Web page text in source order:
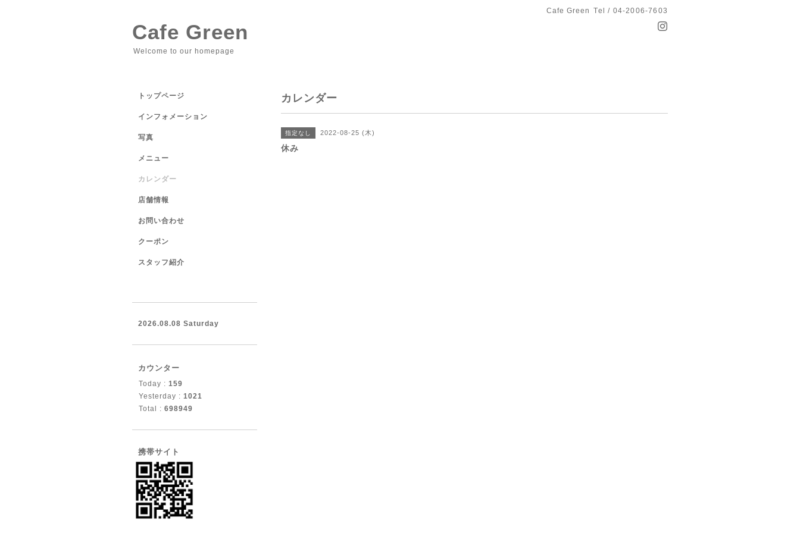
Cafe Green Tel / 04-2006-7603
Cafe Green
Welcome to our homepage
カレンダー
指定なし 2022-08-25 (木)
休み
トップページ
インフォメーション
写真
メニュー
カレンダー
店舗情報
お問い合わせ
クーポン
スタッフ紹介
2026.08.08 Saturday
カウンター
Today : 159
Yesterday : 1021
Total : 698949
携帯サイト